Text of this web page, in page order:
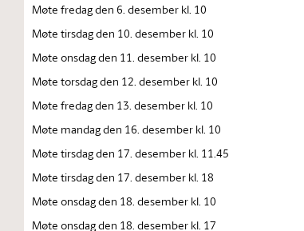
Møte fredag den 6. desember kl. 10
Møte tirsdag den 10. desember kl. 10
Møte onsdag den 11. desember kl. 10
Møte torsdag den 12. desember kl. 10
Møte fredag den 13. desember kl. 10
Møte mandag den 16. desember kl. 10
Møte tirsdag den 17. desember kl. 11.45
Møte tirsdag den 17. desember kl. 18
Møte onsdag den 18. desember kl. 10
Møte onsdag den 18. desember kl. 17